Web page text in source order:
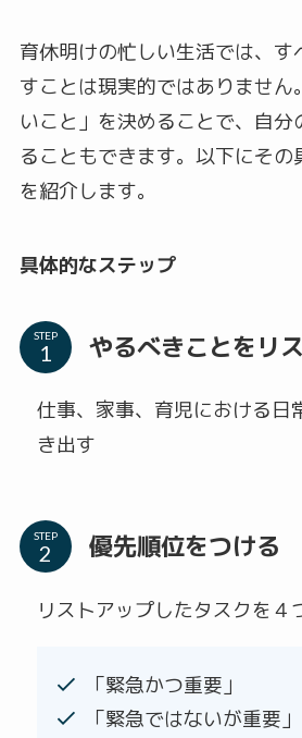
育休明けの忙しい生活では、す
すことは現実的ではありません
いこと」を決めることで、自分
ることもできます。以下にその
を紹介します。
具体的なステップ
STEP やるべきことをリ
仕事、家事、育児における日
き出す
STEP 優先順位をつける
リストアップしたタスクを４
「緊急かつ重要」
「緊急ではないが重要」